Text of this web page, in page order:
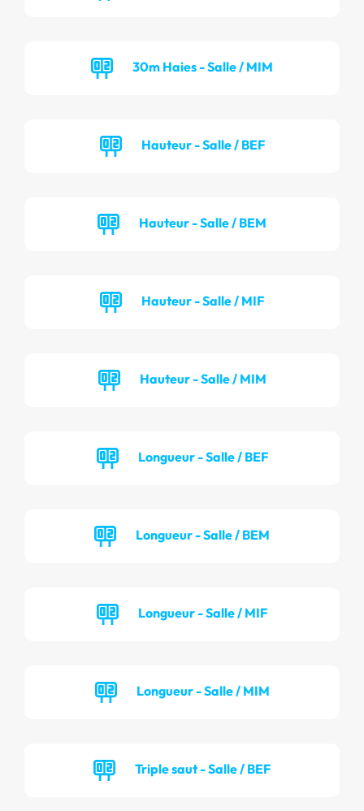
30m Haies - Salle / MIM
Hauteur - Salle / BEF
Hauteur - Salle / BEM
Hauteur - Salle / MIF
Hauteur - Salle / MIM
Longueur - Salle / BEF
Longueur - Salle / BEM
Longueur - Salle / MIF
Longueur - Salle / MIM
Triple saut - Salle / BEF